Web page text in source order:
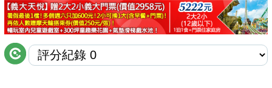
討論區
聯絡我們